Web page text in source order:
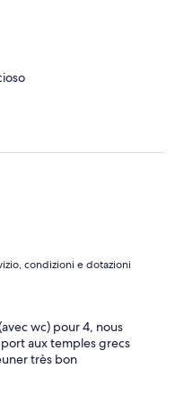
condizioni e dotazioni
wc) pour 4, nous
aux temples grecs
très bon